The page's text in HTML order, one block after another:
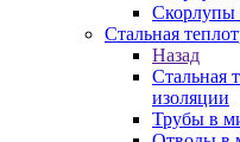
Стальная
Назад
Стальная
изоляции
Трубы в